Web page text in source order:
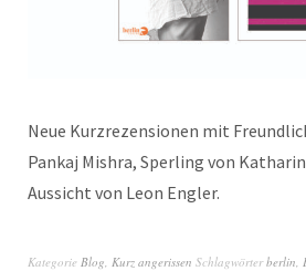
Neue Kurzrezensionen mit
Pankaj Mishra, Sperling von
Aussicht von Leon Engler.
Kategorie Blog Kurz angerissen Schlagwörterberlin